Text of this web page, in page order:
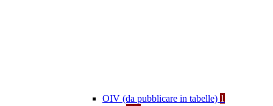
OIV (da pubblicare in tabelle) 1